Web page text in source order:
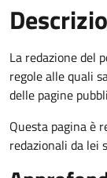
La redazione del
regole alle quali
delle pagine
Questa pagina è
redazionali da lei